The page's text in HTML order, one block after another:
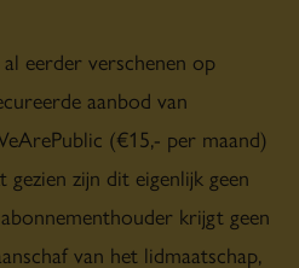
eerder verschenen op
aanbod van
(€15,- per maand)
zijn dit eigenlijk geen
krijgt geen
van het lidmaatschap,